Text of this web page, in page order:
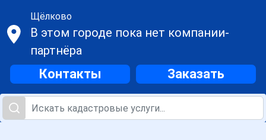
Щёлково
В этом городе пока нет компании-
партнёра
Контакты Заказать